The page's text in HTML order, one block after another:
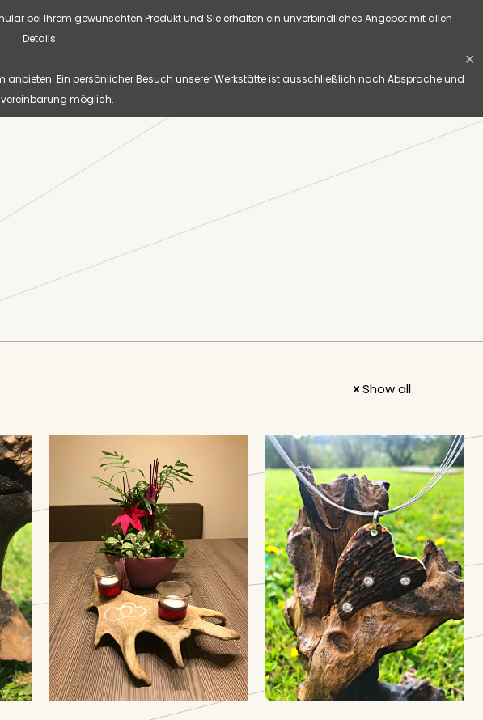
bei Ihrem gewünschten Produkt und Sie erhalten ein unverbindliches Angebot mit allen
Details.
Ein persönlicher Besuch unserer Werkstätte ist ausschließlich nach Absprache und
möglich.
✕
Show all